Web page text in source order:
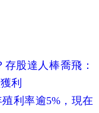
股達人棒喬飛：
利
利率逾5%，現在